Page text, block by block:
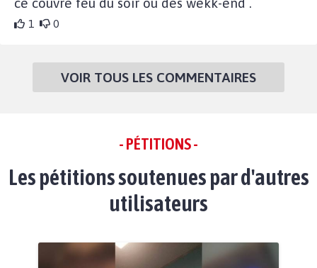
1 0
VOIR TOUS LES COMMENTAIRES
- PÉTITIONS -
Les pétitions soutenues par d'autres
utilisateurs